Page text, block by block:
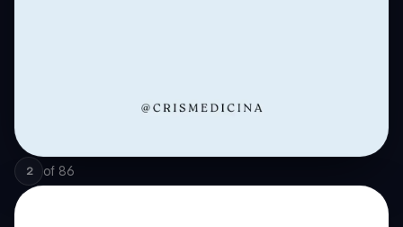
2 of 86